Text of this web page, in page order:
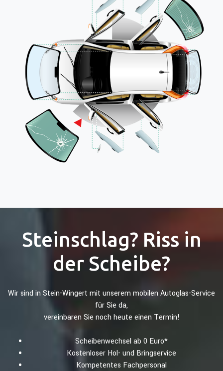
Steinschlag? Riss in
der Scheibe?
Wir sind in Stein-Wingert mit unserem mobilen Autoglas-Service
für Sie da,
vereinbaren Sie noch heute einen Termin!
Scheibenwechsel ab 0 Euro*
Kostenloser Hol- und Bringservice
Kompetentes Fachpersonal